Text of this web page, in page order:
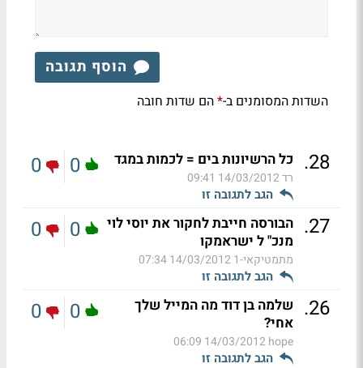
הוסף תגובה
השדות המסומנים ב-*הם שדות חובה
28
. כל הרשיונות בים = לכמות במגד
רד14/03/2012 09:41
הגב לתגובה זו
0
0
27
. הבורסה חייבת לחקור את יוסי לוי
מנכ" ל ישראמקו
מתמטיקאי-1 14/03/2012 07:34
הגב לתגובה זו
0
0
26
. שלמה בן דוד מה המייל שלך
אחי?
hope
14/03/2012 06:09
הגב לתגובה זו
0
0